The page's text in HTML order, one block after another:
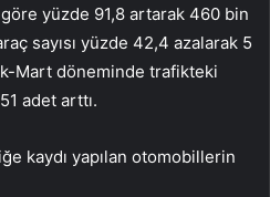
göre yüzde 91,8 artarak 460 bin
sayısı yüzde 42,4 azalarak 5
Mart döneminde trafikteki
adet arttı.
kaydı yapılan otomobillerin